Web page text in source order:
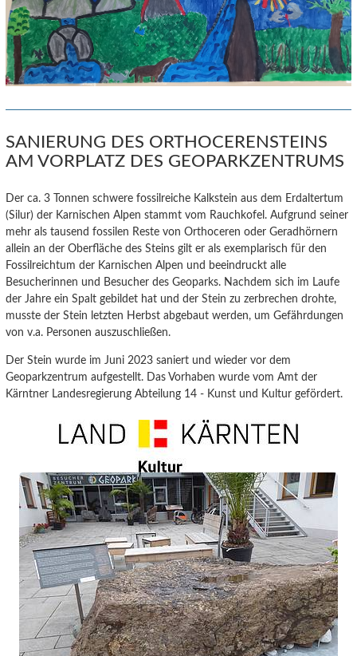
SANIERUNG DES ORTHOCERENSTEINS
AM VORPLATZ DES GEOPARKZENTRUMS
Der ca. 3 Tonnen schwere fossilreiche Kalkstein aus dem Erdaltertum
(Silur) der Karnischen Alpen stammt vom Rauchkofel.Aufgrund seiner
mehr als tausend fossilen Reste von Orthoceren oder Geradhörnern
allein an der Oberfläche des Steins gilt er als exemplarisch für den
Fossilreichtum der Karnischen Alpen und beeindruckt alle
Besucherinnen und Besucher des Geoparks. Nachdem sich im Laufe
der Jahre ein Spalt gebildet hat und der Stein zu zerbrechen drohte,
musste der Stein letzten Herbst abgebaut werden, um Gefährdungen
von v.a. Personen auszuschließen.
Der Stein wurde im Juni 2023 saniert und wieder vor dem
Geoparkzentrum aufgestellt. Das Vorhaben wurde vom Amt der
Kärntner Landesregierung Abteilung 14 - Kunst und Kultur gefördert.